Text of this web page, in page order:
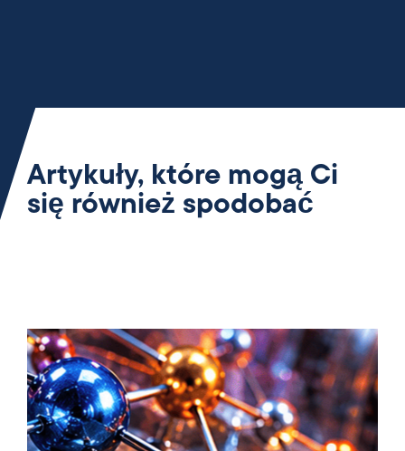
Artykuły, które mogą Ci
się również spodobać